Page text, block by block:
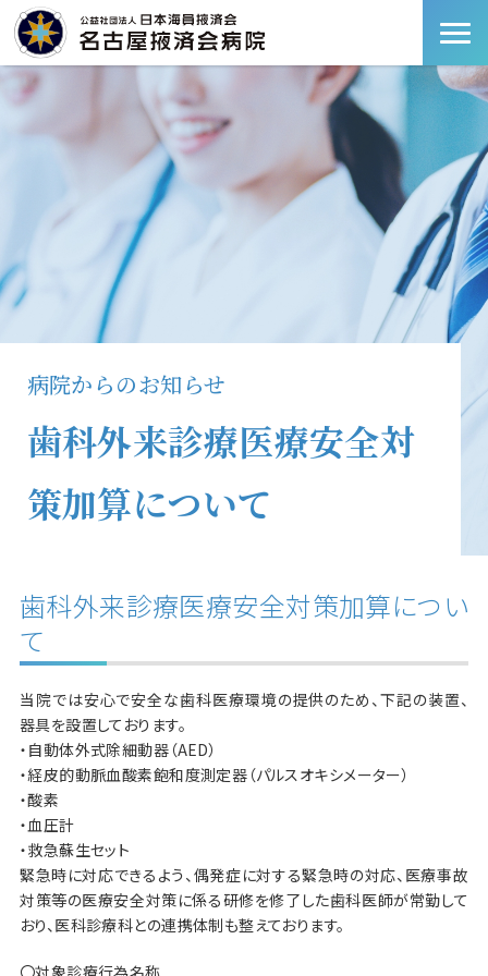
病院からのお知らせ
歯科外来診療医療安全対
策加算について
歯科外来診療医療安全対策加算につい
て
当院では安心で安全な歯科医療環境の提供のため、下記の装置、
器具を設置しております。
・自動体外式除細動器（AED）
・経皮的動脈血酸素飽和度測定器（パルスオキシメーター）
・酸素
・血圧計
・救急蘇生セット
緊急時に対応できるよう、偶発症に対する緊急時の対応、医療事故
対策等の医療安全対策に係る研修を修了した歯科医師が常勤して
おり、医科診療科との連携体制も整えております。